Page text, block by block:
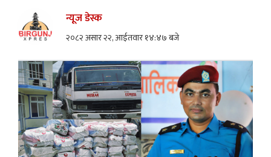
न्यूज डेस्क
२०८२ असार २२, आईतवार १४:४७ बजे